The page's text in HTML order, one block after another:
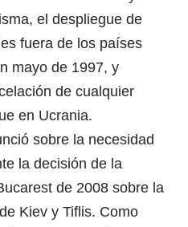
el despliegue de
fuera de los países
mayo de 1997, y
de cualquier
en Ucrania.
sobre la necesidad
la decisión de la
de 2008 sobre la
Kiev y Tiflis. Como